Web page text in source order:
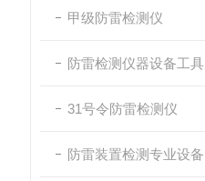
甲级防雷检测仪
防雷检测仪器设备工具
31号令防雷检测仪
防雷装置检测专业设备